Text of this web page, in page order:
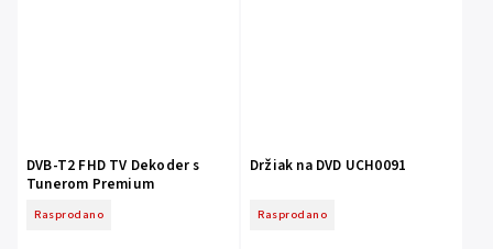
DVB-T2 FHD TV Dekoder s
Tunerom Premium
Rasprodano
Držiak na DVD UCH0091
Rasprodano